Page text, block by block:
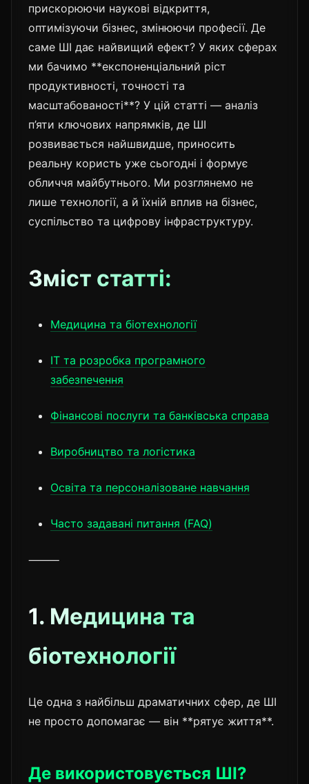
прискорюючи наукові відкриття,
оптимізуючи бізнес, змінюючи професії. Де
саме ШІ дає найвищий ефект? У яких сферах
ми бачимо **експоненціальний ріст
продуктивності, точності та
масштабованості**? У цій статті — аналіз
п’яти ключових напрямків, де ШІ
розвивається найшвидше, приносить
реальну користь уже сьогодні і формує
обличчя майбутнього. Ми розглянемо не
лише технології, а й їхній вплив на бізнес,
суспільство та цифрову інфраструктуру.
Зміст статті:
Медицина та біотехнології
IT та розробка програмного
забезпечення
Фінансові послуги та банківська справа
Виробництво та логістика
Освіта та персоналізоване навчання
Часто задавані питання (FAQ)
⸻
1. Медицина та
біотехнології
Це одна з найбільш драматичних сфер, де ШІ
не просто допомагає — він **рятує життя**.
Де використовується ШІ?